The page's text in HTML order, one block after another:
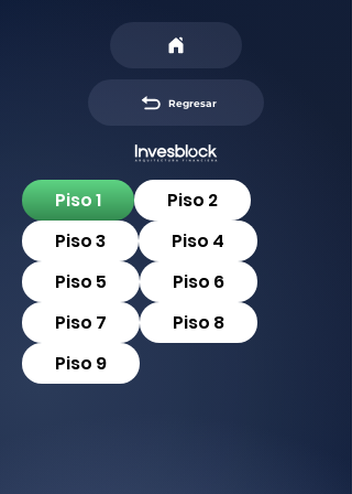
Regresar
Piso 1
Piso 2
Piso 3
Piso 4
Piso 5
Piso 6
Piso 7
Piso 8
Piso 9